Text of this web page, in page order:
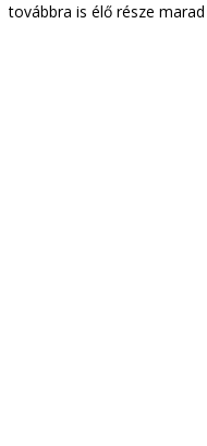
továbbra is élő része